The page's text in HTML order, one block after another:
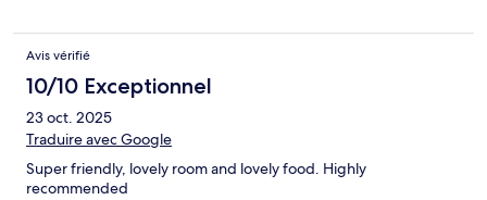
Avis vérifié
10/10 Exceptionnel
23 oct. 2025
Traduire avec Google
Super friendly, lovely room and lovely food. Highly
recommended